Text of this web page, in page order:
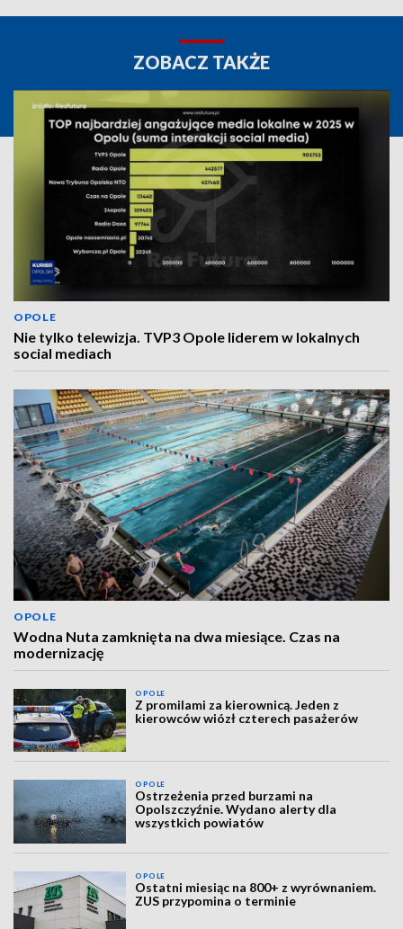
ZOBACZ TAKŻE
OPOLE
Nie tylko telewizja. TVP3 Opole liderem w lokalnych
social mediach
OPOLE
Wodna Nuta zamknięta na dwa miesiące. Czas na
modernizację
OPOLE
Z promilami za kierownicą. Jeden z
kierowców wiózł czterech pasażerów
OPOLE
Ostrzeżenia przed burzami na
Opolszczyźnie. Wydano alerty dla
wszystkich powiatów
OPOLE
Ostatni miesiąc na 800+ z wyrównaniem.
ZUS przypomina o terminie